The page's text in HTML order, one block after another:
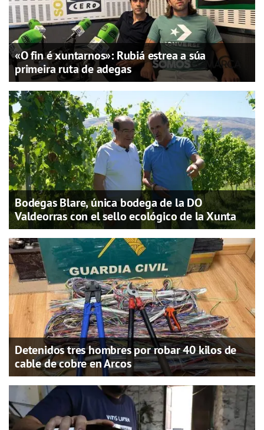
«O fin é xuntarnos»: Rubiá estrea a súa
primeira ruta de adegas
Bodegas Blare, única bodega de la DO
Valdeorras con el sello ecológico de la Xunta
Detenidos tres hombres por robar 40 kilos de
cable de cobre en Arcos